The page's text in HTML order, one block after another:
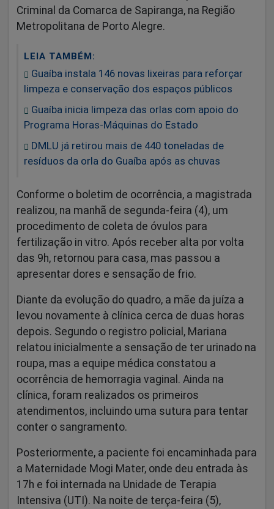
Criminal da Comarca de Sapiranga, na Região
Metropolitana de Porto Alegre.
LEIA TAMBÉM:
Guaíba instala 146 novas lixeiras para reforçar
limpeza e conservação dos espaços públicos
Guaíba inicia limpeza das orlas com apoio do
Programa Horas-Máquinas do Estado
DMLU já retirou mais de 440 toneladas de
resíduos da orla do Guaíba após as chuvas
Conforme o boletim de ocorrência, a magistrada
realizou, na manhã de segunda-feira (4), um
procedimento de coleta de óvulos para
fertilização in vitro. Após receber alta por volta
das 9h, retornou para casa, mas passou a
apresentar dores e sensação de frio.
Diante da evolução do quadro, a mãe da juíza a
levou novamente à clínica cerca de duas horas
depois. Segundo o registro policial, Mariana
relatou inicialmente a sensação de ter urinado na
roupa, mas a equipe médica constatou a
ocorrência de hemorragia vaginal. Ainda na
clínica, foram realizados os primeiros
atendimentos, incluindo uma sutura para tentar
conter o sangramento.
Posteriormente, a paciente foi encaminhada para
a Maternidade Mogi Mater, onde deu entrada às
17h e foi internada na Unidade de Terapia
Intensiva (UTI). Na noite de terça-feira (5),